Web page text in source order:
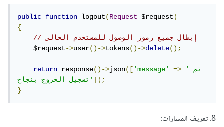
public function logout(Request $request)
{
// إبطال جميع رموز الوصول للمستخدم الحالي
    $request
->user()->tokens()->delete();
return response()->json(['message' =>
'تم
تسجيل الخروج بنجاح']);
}
8. تعريف المسارات: